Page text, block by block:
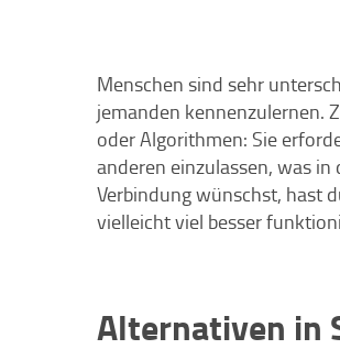
Menschen sind sehr
jemanden kennenzulernen.
oder Algorithmen: Sie
anderen einzulassen, was
Verbindung wünschst, hast
vielleicht viel besser
Alternativen in